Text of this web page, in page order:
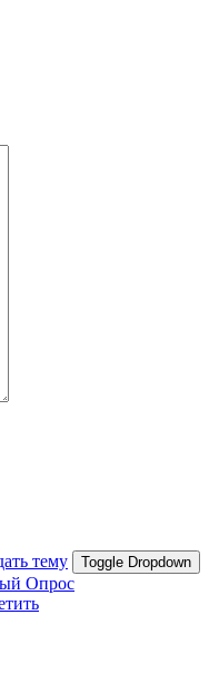
тему Toggle Dropdown
Опрос